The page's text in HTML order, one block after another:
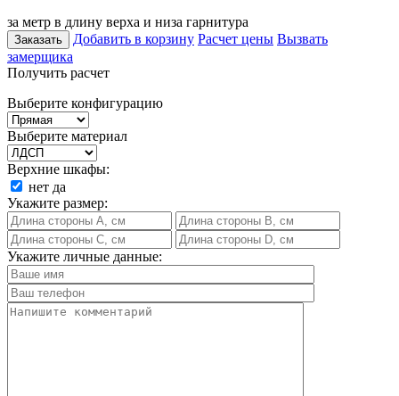
за метр в длину верха и низа гарнитура
Заказать Добавить в корзину Расчет цены Вызвать
замерщика
Получить расчет
Выберите конфигурацию
Выберите материал
Верхние шкафы:
нет да
Укажите размер:
Укажите личные данные: